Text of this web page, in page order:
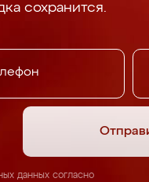
сохранится.
данных согласно